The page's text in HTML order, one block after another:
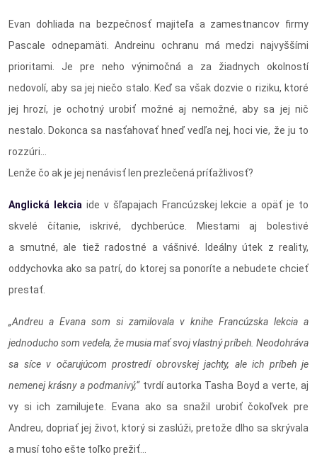
Evan dohliada na bezpečnosť majiteľa a zamestnancov firmy
Pascale odnepamäti. Andreinu ochranu má medzi najvyššími
prioritami. Je pre neho výnimočná a za žiadnych okolností
nedovolí, aby sa jej niečo stalo. Keď sa však dozvie o riziku, ktoré
jej hrozí, je ochotný urobiť možné aj nemožné, aby sa jej nič
nestalo. Dokonca sa nasťahovať hneď vedľa nej, hoci vie, že ju to
rozzúri...
Lenže čo ak je jej nenávisť len prezlečená príťažlivosť?
Anglická lekcia ide v šľapajach Francúzskej lekcie a opäť je to
skvelé čítanie, iskrivé, dychberúce. Miestami aj bolestivé
a smutné, ale tiež radostné a vášnivé. Ideálny útek z reality,
oddychovka ako sa patrí, do ktorej sa ponoríte a nebudete chcieť
prestať.
„Andreu a Evana som si zamilovala v knihe Francúzska lekcia a
jednoducho som vedela, že musia mať svoj vlastný príbeh. Neodohráva
sa síce v očarujúcom prostredí obrovskej jachty, ale ich príbeh je
nemenej krásny a podmanivý,“tvrdí autorka Tasha Boyd a verte, aj
vy si ich zamilujete. Evana ako sa snažil urobiť čokoľvek pre
Andreu, dopriať jej život, ktorý si zaslúži, pretože dlho sa skrývala
a musí toho ešte toľko prežiť...